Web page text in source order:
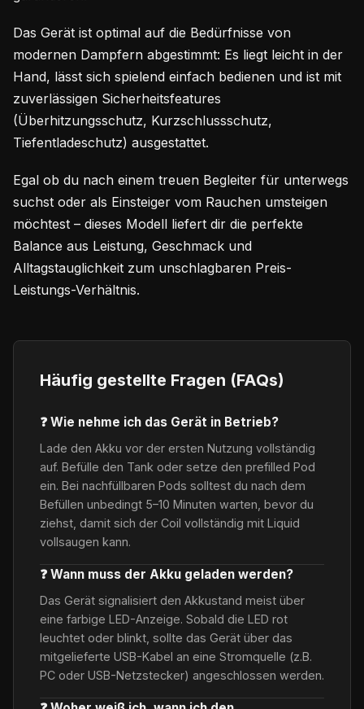
Das Gerät ist optimal auf die Bedürfnisse von
modernen Dampfern abgestimmt: Es liegt leicht in der
Hand, lässt sich spielend einfach bedienen und ist mit
zuverlässigen Sicherheitsfeatures
(Überhitzungsschutz, Kurzschlussschutz,
Tiefentladeschutz) ausgestattet.
Egal ob du nach einem treuen Begleiter für unterwegs
suchst oder als Einsteiger vom Rauchen umsteigen
möchtest – dieses Modell liefert dir die perfekte
Balance aus Leistung, Geschmack und
Alltagstauglichkeit zum unschlagbaren Preis-
Leistungs-Verhältnis.
Häufig gestellte Fragen (FAQs)
❓ Wie nehme ich das Gerät in Betrieb?
Lade den Akku vor der ersten Nutzung vollständig
auf. Befülle den Tank oder setze den prefilled Pod
ein. Bei nachfüllbaren Pods solltest du nach dem
Befüllen unbedingt 5–10 Minuten warten, bevor du
ziehst, damit sich der Coil vollständig mit Liquid
vollsaugen kann.
❓ Wann muss der Akku geladen werden?
Das Gerät signalisiert den Akkustand meist über
eine farbige LED-Anzeige. Sobald die LED rot
leuchtet oder blinkt, sollte das Gerät über das
mitgelieferte USB-Kabel an eine Stromquelle (z.B.
PC oder USB-Netzstecker) angeschlossen werden.